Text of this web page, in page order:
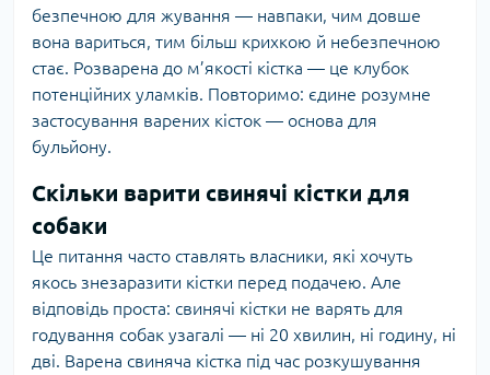
безпечною для жування — навпаки, чим довше
вона вариться, тим більш крихкою й небезпечною
стає. Розварена до м’якості кістка — це клубок
потенційних уламків. Повторимо: єдине розумне
застосування варених кісток — основа для
бульйону.
Скільки варити свинячі кістки для
собаки
Це питання часто ставлять власники, які хочуть
якось знезаразити кістки перед подачею. Але
відповідь проста: свинячі кістки не варять для
годування собак узагалі — ні 20 хвилин, ні годину, ні
дві. Варена свиняча кістка під час розкушування